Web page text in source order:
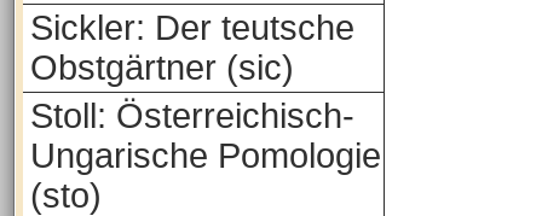
Sickler: Der teutsche
Obstgärtner (sic)
Stoll: Österreichisch-
Ungarische Pomologie
(sto)